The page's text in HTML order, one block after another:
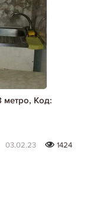
метро, Код:
03.02.23
1424